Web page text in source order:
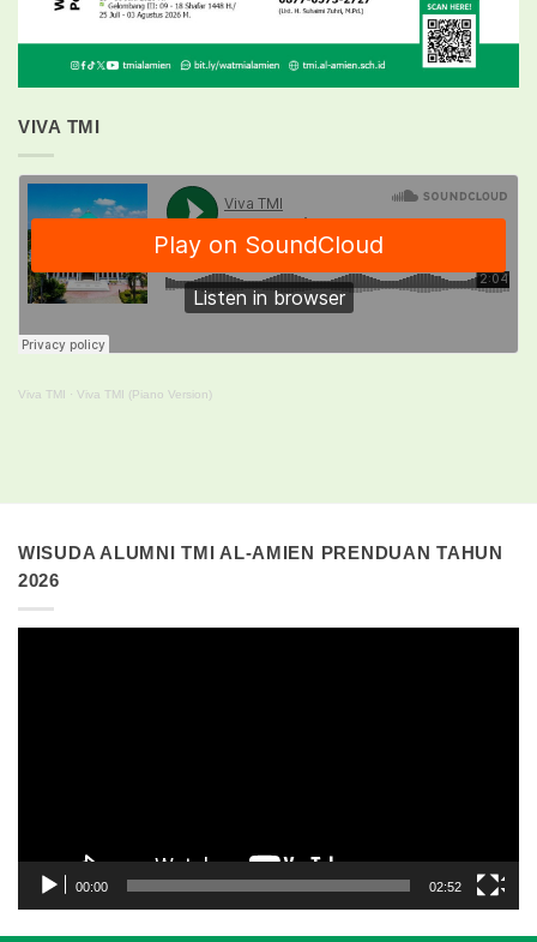
VIVA TMI
Viva TMI · Viva TMI (Piano Version)
WISUDA ALUMNI TMI AL-AMIEN PRENDUAN TAHUN
2026
00:00 02:52